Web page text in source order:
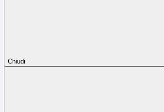
Chiudi